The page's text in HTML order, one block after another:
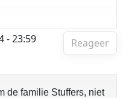
Reageer
- 23:59
de familie Stuffers, niet